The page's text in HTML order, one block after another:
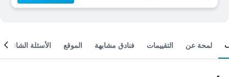
لمحة عن التقييمات فنادق مشابهة الموقع الأسئلة الشائعة